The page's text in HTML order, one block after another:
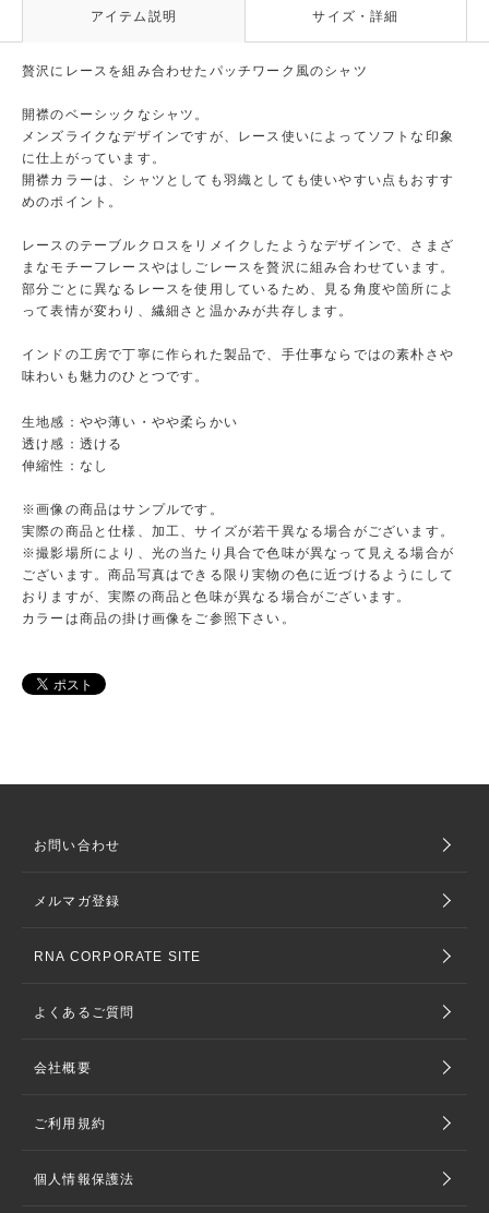
アイテム説明 サイズ・詳細
贅沢にレースを組み合わせたパッチワーク風のシャツ
開襟のベーシックなシャツ。
メンズライクなデザインですが、レース使いによってソフトな印象
に仕上がっています。
開襟カラーは、シャツとしても羽織としても使いやすい点もおすす
めのポイント。
レースのテーブルクロスをリメイクしたようなデザインで、さまざ
まなモチーフレースやはしごレースを贅沢に組み合わせています。
部分ごとに異なるレースを使用しているため、見る角度や箇所によ
って表情が変わり、繊細さと温かみが共存します。
インドの工房で丁寧に作られた製品で、手仕事ならではの素朴さや
味わいも魅力のひとつです。
生地感：やや薄い・やや柔らかい
透け感：透ける
伸縮性：なし
※画像の商品はサンプルです。
実際の商品と仕様、加工、サイズが若干異なる場合がございます。
※撮影場所により、光の当たり具合で色味が異なって見える場合が
ございます。商品写真はできる限り実物の色に近づけるようにして
おりますが、実際の商品と色味が異なる場合がございます。
カラーは商品の掛け画像をご参照下さい。
お問い合わせ
メルマガ登録
RNA CORPORATE SITE
よくあるご質問
会社概要
ご利用規約
個人情報保護法